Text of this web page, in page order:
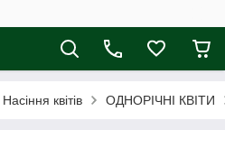
Насіння квітів ОДНОРІЧНІ КВІТИ